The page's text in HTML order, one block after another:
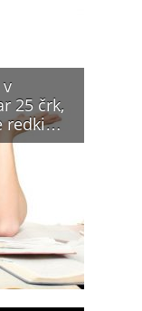
25 črk,
redki…